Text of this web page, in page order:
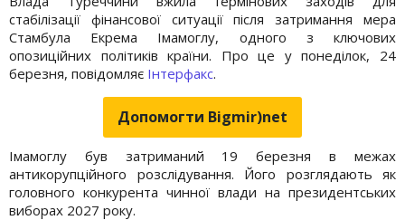
стабілізації фінансової ситуації після затримання мера
Стамбула Екрема Імамоглу, одного з ключових
опозиційних політиків країни. Про це у понеділок, 24
березня, повідомляє Інтерфакс.
Допомогти Bigmir)net
Імамоглу був затриманий 19 березня в межах
антикорупційного розслідування. Його розглядають як
головного конкурента чинної влади на президентських
виборах 2027 року.